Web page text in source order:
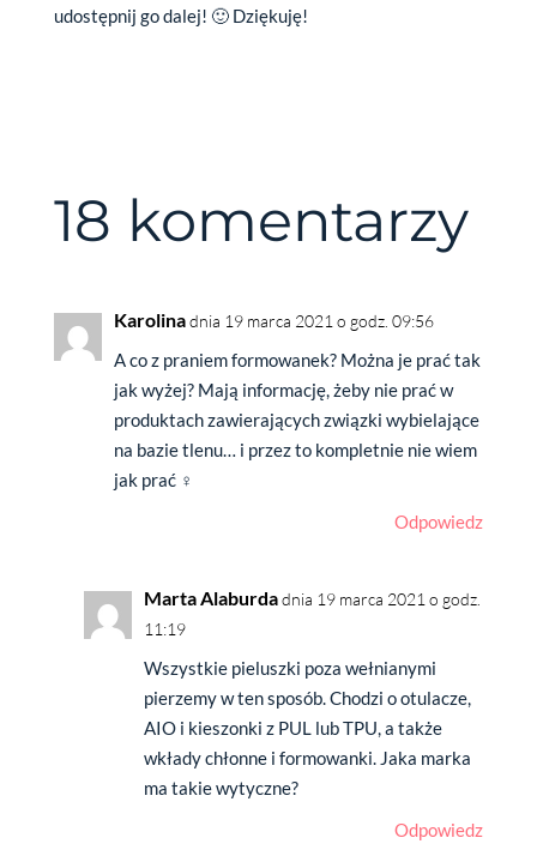
udostępnij go dalej! 🙂 Dziękuję!
18 komentarzy
Karolinadnia 19 marca 2021 o godz. 09:56
A co z praniem formowanek? Można je prać tak
jak wyżej? Mają informację, żeby nie prać w
produktach zawierających związki wybielające
na bazie tlenu… i przez to kompletnie nie wiem
jak prać ‍♀️
Odpowiedz
Marta Alaburdadnia 19 marca 2021 o godz.
11:19
Wszystkie pieluszki poza wełnianymi
pierzemy w ten sposób. Chodzi o otulacze,
AIO i kieszonki z PUL lub TPU, a także
wkłady chłonne i formowanki. Jaka marka
ma takie wytyczne?
Odpowiedz